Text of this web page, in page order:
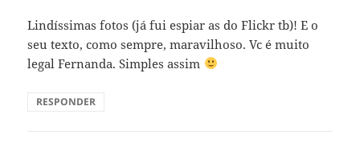
Lindíssimas fotos (já fui espiar as do Flickr tb)! E o
seu texto, como sempre, maravilhoso. Vc é muito
legal Fernanda. Simples assim
RESPONDER